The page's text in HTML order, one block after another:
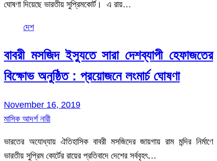
ঘোষণা দিয়েছে ভারতীয় সুপ্রিমকোর্ট। এ রায়…
দেশ
বাবরী মসজিদ ইস্যুতে সারা দেশব্যাপী হেফাজতের
বিক্ষোভ অনুষ্ঠিত : প্রয়োজনে লংমার্চ ঘোষণা
November 16, 2019
মাসিক আদর্শ নারী
ভারতের অযোধ্যায় ঐতিহাসিক বাবরী মসজিদের জায়গায় রাম মন্দির নির্মাণে
ভারতীয় সুপ্রিম কোর্টের রায়ের প্রতিবাদে দেশের সর্ববৃহৎ…